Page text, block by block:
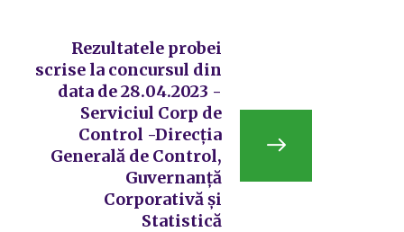
Rezultatele probei
scrise la concursul din
data de 28.04.2023 -
Serviciul Corp de
Control -Direcția
Generală de Control,
Guvernanță
Corporativă și
Statistică